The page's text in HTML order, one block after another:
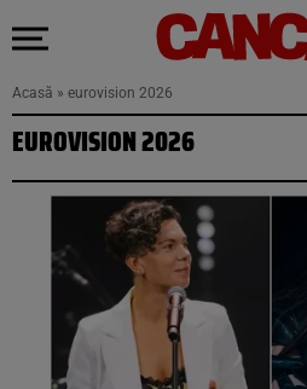
Acasă » eurovision 2026
EUROVISION 2026